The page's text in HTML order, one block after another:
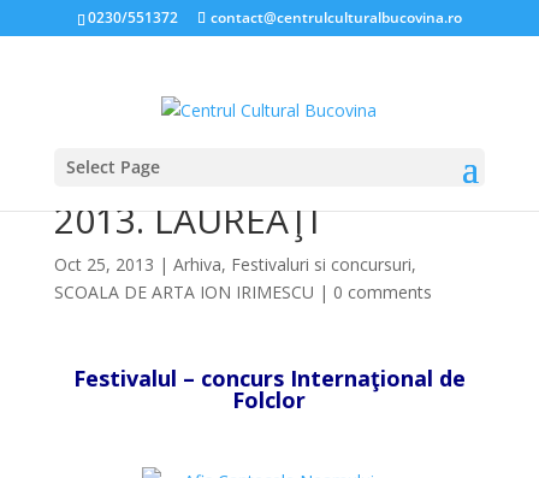
0230/551372 contact@centrulculturalbucovina.ro
Select Page
CÂNTECE NEAMULUI
2013. LAUREAŢI
Oct 25, 2013 | Arhiva, Festivaluri si concursuri,
SCOALA DE ARTA ION IRIMESCU | 0 comments
Festivalul – concurs Internaţional de
Folclor